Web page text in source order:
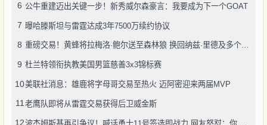
6 公牛重建迈出关键一步！新秀威尔森豪言：我要成为下一个GOAT
7 曝哈滕斯坦与雷霆达成3年7500万续约协议
8 重磅交易！黄蜂将拉梅洛·鲍尔送至森林狼 换回纳兹·里德及多个选秀权
9 杜兰特领衔执教美国男篮慈善3x3锦标赛
10美联社消息：雄鹿将字母哥交易至热火 迈阿密迎来两届MVP
11老鹰队即将从雷霆交易获得后卫威金斯
12